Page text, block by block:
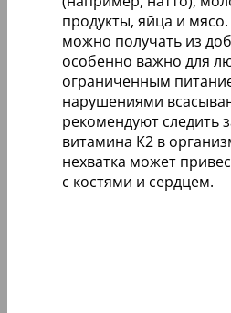
продукты, яйца и
можно получать из
особенно важно для
ограниченным
нарушениями
рекомендуют следить
витамина К2 в
нехватка может
с костями и сердцем.